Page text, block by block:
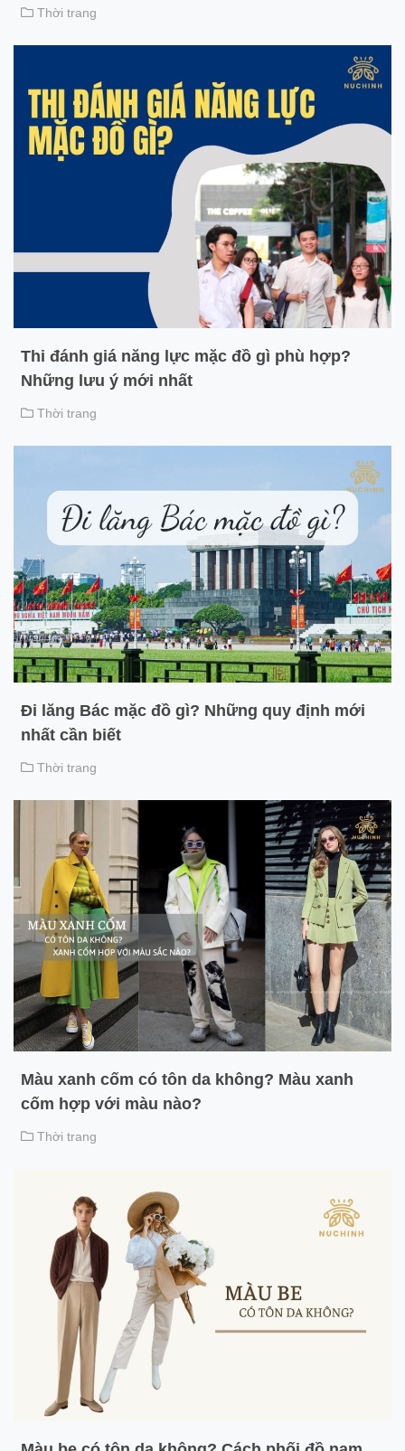
Thời trang
Thi đánh giá năng lực mặc đồ gì phù hợp?
Những lưu ý mới nhất
Thời trang
Đi lăng Bác mặc đồ gì? Những quy định mới
nhất cần biết
Thời trang
Màu xanh cốm có tôn da không? Màu xanh
cốm hợp với màu nào?
Thời trang